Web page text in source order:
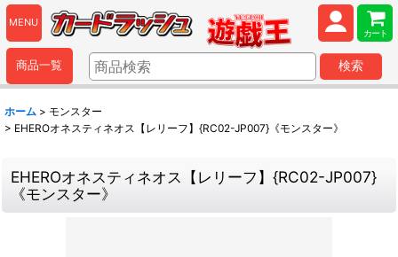
MENU
カート
商品一覧 検索
ホーム > モンスター
> EHEROオネスティネオス【レリーフ】{RC02-JP007}《モンスター》
EHEROオネスティネオス【レリーフ】{RC02-JP007}
《モンスター》